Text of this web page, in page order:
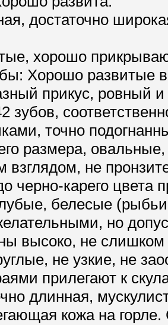
достаточно
хорошо
Хорошо развитые
прикус, ровный
зубов,
точно
размера,
не
черно-карего
белесые
но
высоко, не слишком
не узкие, не
прилегают к
длинная,
кожа на горле.